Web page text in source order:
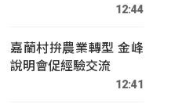
12:44
嘉蘭村拚農業轉型 金峰
說明會促經驗交流
12:41